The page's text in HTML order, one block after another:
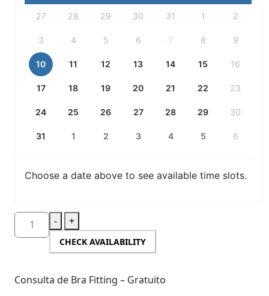
Escolha
uma
calendário
27 28 29 30 31 1 2
3 4 5 6 7 8 9
10 11 12 13 14 15 16
17 18 19 20 21 22 23
24 25 26 27 28 29 30
31 1 2 3 4 5 6
Choose a date above to see available time slots.
- +
CHECK AVAILABILITY
Consulta de Bra Fitting – Gratuito